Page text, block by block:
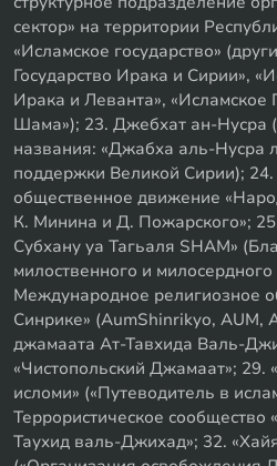
сектор» на территории
«Исламское государство»
Государство Ирака и Сирии»,
Ирака и Леванта», «Исламское
Шама»); 23. Джебхат ан-Нусра
названия: «Джабха аль-
поддержки Великой Сирии); 24.
общественное движение
К. Минина и Д. Пожарского»;
Субхану уа Тагьаля SHAM»
милоственного и
Международное религиозное
Синрике» (AumShinrikyo, AUM,
джамаата Ат-Тавхида Валь-
«Чистопольский Джамаат»; 29.
исломи» («Путеводитель в
Террористическое сообщество
Таухид валь-Джихад»; 32.